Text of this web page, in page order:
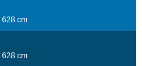
628 cm
628 cm